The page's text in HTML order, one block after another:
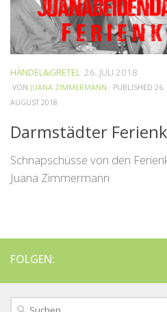
HÄNDEL&GRETEL 26. JULI 2018
VON JUANA ZIMMERMANN · PUBLISHED 26.
AUGUST 2018
Darmstädter
Schnapschüsse von den
Juana Zimmermann
FOLGEN:
Suchen